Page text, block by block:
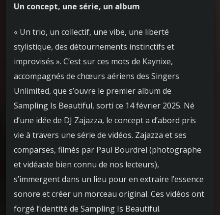
Un concept, une série, un album
« Un trio, un collectif, une vibe, une liberté
stylistique, des détournements instinctifs et
improvisés ». C’est sur ces mots de Kaynixe,
accompagnés de chœurs aériens des Singers
Unlimited, que s’ouvre le premier album de
Sampling Is Beautiful, sorti ce 14 février 2025. Né
d’une idée de DJ Zajazza, le concept a d’abord pris
vie à travers une série de vidéos. Zajazza et ses
comparses, filmés par Paul Bourdrel (photographe
et vidéaste bien connu de nos lecteurs),
s’immergent dans un lieu pour en extraire l’essence
sonore et créer un morceau original. Ces vidéos ont
forgé l’identité de Sampling Is Beautiful.